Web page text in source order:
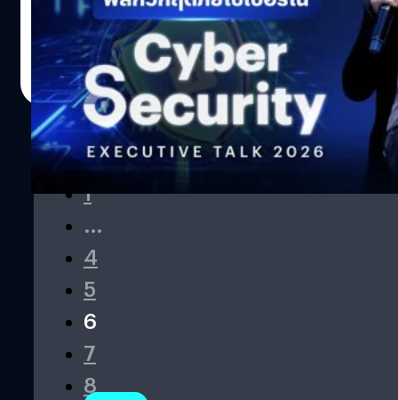
ทุกคนก็ต่างมีความหลากหลายมากขึ้นทุก ๆ ปี การมีสภาพ
แวดล้อมที่รองรับความหลากหลาย นาเดลลามองว่าเป็น ‘Real
currency’ หรือ มูลค่าของแท้ที่ควรโฟกัส เพราะการยอมรับ
ความแตกต่างที่ดีที่สุดคือการที่พนักงานรู้สึก ‘ได้มีส่วนร่วม’…
ทุกคน ไม่ว่าจะคนทั่วไป หรือธุรกิจใหญ่ระดับพันล้าน เพราะ
การโจมตีทางไซเบอร์เป็น “Invisible Threat” หรือภัยคุกคาม
ที่มองไม่เห็น แต่สามารถสร้างความเสียหายได้มหาศาล ทั้ง
มูลค่าและความน่าเชื่อถือ ซึ่งคุณหนุ่ย พงศ์สุข หิรัญพฤกษ์ ก็
มาร่วมงาน ทั้งในฐานะพิธีกรและสปีกเกอร์ ในการบรรยายการ
เติบโตของภัยไซเบอร์ในแต่ละยุค จากอีเมลหลอกลวงหรือ
ไวรัสที่ทำให้คอมพิวเตอร์อืด แต่ทุกวันนี้ภัยไซเบอร์สร้างผลก
ระทบได้อย่างมหาศาล พร้อมยกเคส BT beartai ที่เคยโดน
โจมตีเซิร์ฟเวอร์ และเรียกค่าไถ่เป็นบิตคอยน์ แต่ด้วยไหวพริบ
ของทีมงานทำให้กู้ข้อมูลกลับมาได้โดยไม่ต้องเสียเงินสักบาท
รวมถึงเคสส่วนตัวที่เคยเผชิญการถูกแฮกบัตรเครดิตที่มียอด
การรูดบัตรสูงถึง 2 ล้านเยน โดยผู้ให้บริการที่ละเลยความ
ปลอดภัย (ไม่มี OTP) ต้องเป็นผู้รับผิดชอบความเสี่ยงและผลก
ระทบนั้น รวมถึงความน่าเชื่อถือที่ลดลงด้วย ในเคสนี้ คือ
Payment Gateway ที่ทำข้อมูลบัตรเครดิตลูกค้าหลุด จนเกิด
เหตุการณ์การขึ้น งานนี้ยังได้ คุณเคน-ธนิศร์ เจียรวนนท์
ประธานคณะผู้บริหาร กลุ่มธุรกิจค้าส่ง CP AXTRA ที่จะเขย่า
แนวคิดเรื่องภัยไซเบอร์แบบเดิม…
ภูษิต เรืองอุดมกิจ | 182 days ago
Read More
1
…
4
5
6
7
8